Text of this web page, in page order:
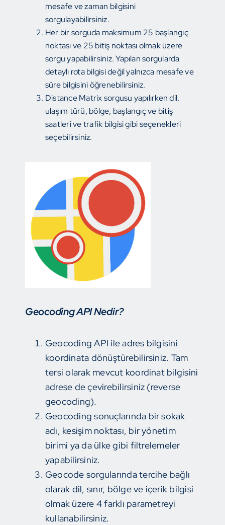
mesafe ve zaman bilgisini
sorgulayabilirsiniz.
Her bir sorguda maksimum 25 başlangıç
noktası ve 25 bitiş noktası olmak üzere
sorgu yapabilirsiniz. Yapılan sorgularda
detaylı rota bilgisi değil yalnızca mesafe ve
süre bilgisini öğrenebilirsiniz.
Distance Matrix sorgusu yapılırken dil,
ulaşım türü, bölge, başlangıç ve bitiş
saatleri ve trafik bilgisi gibi seçenekleri
seçebilirsiniz.
Geocoding API Nedir?
Geocoding API ile adres bilgisini
koordinata dönüştürebilirsiniz. Tam
tersi olarak mevcut koordinat bilgisini
adrese de çevirebilirsiniz (reverse
geocoding).
Geocoding sonuçlarında bir sokak
adı, kesişim noktası, bir yönetim
birimi ya da ülke gibi filtrelemeler
yapabilirsiniz.
Geocode sorgularında tercihe bağlı
olarak dil, sınır, bölge ve içerik bilgisi
olmak üzere 4 farklı parametreyi
kullanabilirsiniz.